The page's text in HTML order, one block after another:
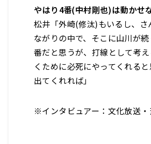
――やはり4番(中村剛也)は動かせ
松井「外崎(修汰)もいるし、
ながりの中で、そこに山川が
番だと思うが、打線として考
くために必死にやってくれる
出てくれれば」
※インタビュアー：文化放送